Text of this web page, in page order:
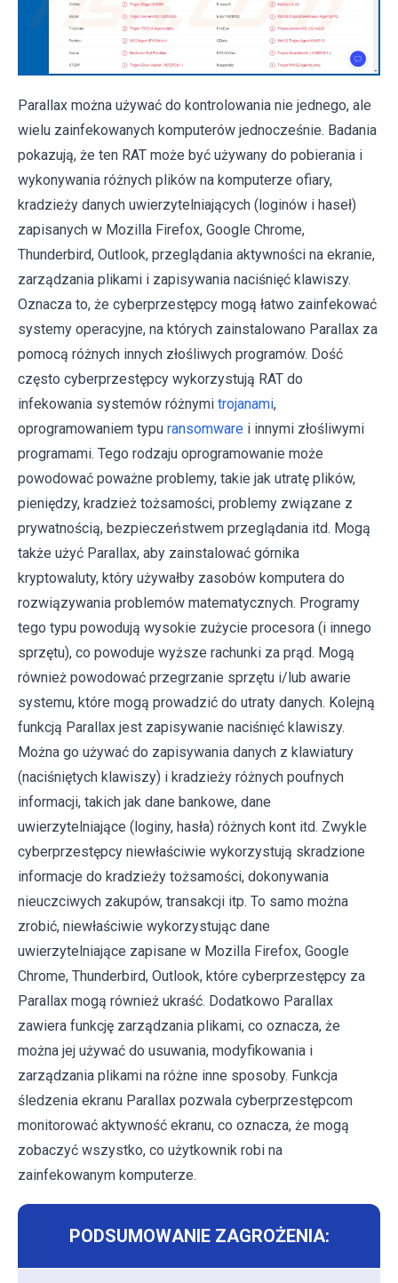
Parallax można używać do kontrolowania nie jednego, ale
wielu zainfekowanych komputerów jednocześnie. Badania
pokazują, że ten RAT może być używany do pobierania i
wykonywania różnych plików na komputerze ofiary,
kradzieży danych uwierzytelniających (loginów i haseł)
zapisanych w Mozilla Firefox, Google Chrome,
Thunderbird, Outlook, przeglądania aktywności na ekranie,
zarządzania plikami i zapisywania naciśnięć klawiszy.
Oznacza to, że cyberprzestępcy mogą łatwo zainfekować
systemy operacyjne, na których zainstalowano Parallax za
pomocą różnych innych złośliwych programów. Dość
często cyberprzestępcy wykorzystują RAT do
infekowania systemów różnymi trojanami,
oprogramowaniem typu ransomware i innymi złośliwymi
programami. Tego rodzaju oprogramowanie może
powodować poważne problemy, takie jak utratę plików,
pieniędzy, kradzież tożsamości, problemy związane z
prywatnością, bezpieczeństwem przeglądania itd. Mogą
także użyć Parallax, aby zainstalować górnika
kryptowaluty, który używałby zasobów komputera do
rozwiązywania problemów matematycznych. Programy
tego typu powodują wysokie zużycie procesora (i innego
sprzętu), co powoduje wyższe rachunki za prąd. Mogą
również powodować przegrzanie sprzętu i/lub awarie
systemu, które mogą prowadzić do utraty danych. Kolejną
funkcją Parallax jest zapisywanie naciśnięć klawiszy.
Można go używać do zapisywania danych z klawiatury
(naciśniętych klawiszy) i kradzieży różnych poufnych
informacji, takich jak dane bankowe, dane
uwierzytelniające (loginy, hasła) różnych kont itd. Zwykle
cyberprzestępcy niewłaściwie wykorzystują skradzione
informacje do kradzieży tożsamości, dokonywania
nieuczciwych zakupów, transakcji itp. To samo można
zrobić, niewłaściwie wykorzystując dane
uwierzytelniające zapisane w Mozilla Firefox, Google
Chrome, Thunderbird, Outlook, które cyberprzestępcy za
Parallax mogą również ukraść. Dodatkowo Parallax
zawiera funkcję zarządzania plikami, co oznacza, że ​​
można jej używać do usuwania, modyfikowania i
zarządzania plikami na różne inne sposoby. Funkcja
śledzenia ekranu Parallax pozwala cyberprzestępcom
monitorować aktywność ekranu, co oznacza, że ​​mogą
zobaczyć wszystko, co użytkownik robi na
zainfekowanym komputerze.
PODSUMOWANIE ZAGROŻENIA: